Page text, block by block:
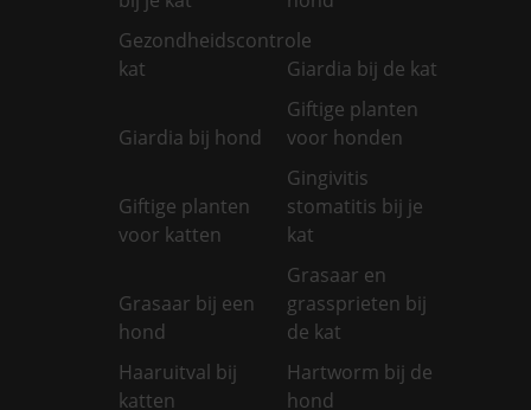
Gezondheidscontrole
kat
Giardia bij de kat
Giardia bij hond
Giftige planten
voor honden
Giftige planten
voor katten
Gingivitis
stomatitis bij je
kat
Grasaar bij een
hond
Grasaar en
grassprieten bij
de kat
Haaruitval bij
katten
Hartworm bij de
hond